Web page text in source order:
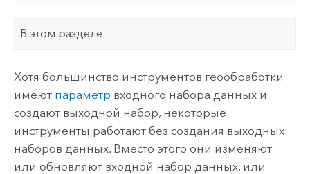
В этом разделе
Хотя большинство инструментов геообработки
имеют параметр входного набора данных и
создают выходной набор, некоторые
инструменты работают без создания выходных
наборов данных. Вместо этого они изменяют
или обновляют входной набор данных, или